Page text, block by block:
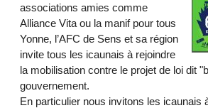
associations amies comme
Alliance Vita ou la manif pour tous
Yonne, l’AFC de Sens et sa région
invite tous les icaunais à rejoindre
la mobilisation contre le projet de loi dit
gouvernement.
En particulier nous invitons les icaunais